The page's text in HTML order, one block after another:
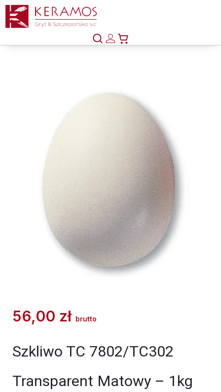
56,00 zł brutto
Szkliwo TC 7802/TC302
Transparent Matowy – 1kg